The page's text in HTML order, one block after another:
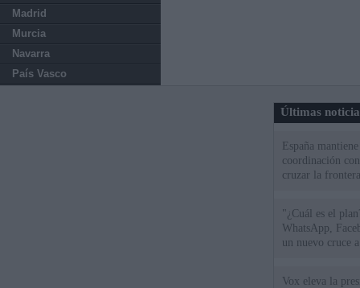
Madrid
Murcia
Navarra
País Vasco
Últimas
España
coordinación
cruzar la
"¿Cuál es el
WhatsApp,
un nuevo cruce
Vox eleva la